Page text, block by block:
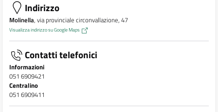
Indirizzo
Molinella, via provinciale circonvallazione, 47
Visualizza indirizzo su Google Maps
Contatti telefonici
Informazioni
051 6909421
Centralino
051 6909411